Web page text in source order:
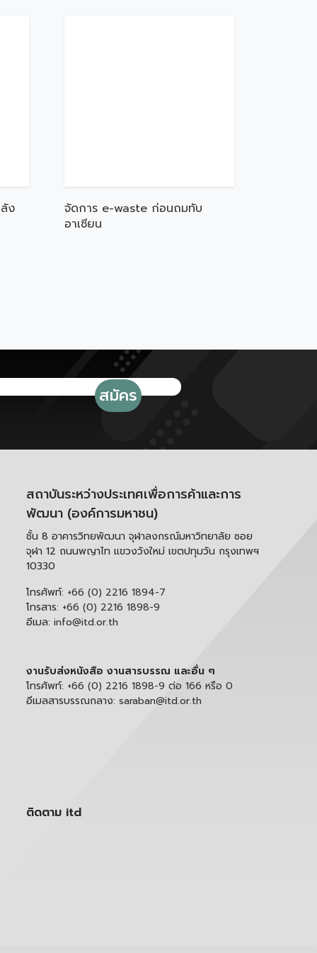
ง
จัดการ e-waste ก่อนถมทับ
อาเซียน
สถาบันระหว่างประเทศเพื่อการค้าและการ
พัฒนา (องค์การมหาชน)
ชั้น 8 อาคารวิทยพัฒนา จุฬาลงกรณ์มหาวิทยาลัย ซอย
จุฬา 12 ถนนพญาไท แขวงวังใหม่ เขตปทุมวัน กรุงเทพฯ
10330
โทรศัพท์: +66 (0) 2216 1894-7
โทรสาร: +66 (0) 2216 1898-9
อีเมล: info@itd.or.th
งานรับส่งหนังสือ งานสารบรรณ และอื่น ๆ
โทรศัพท์: +66 (0) 2216 1898-9 ต่อ 166 หรือ 0
อีเมลสารบรรณกลาง: saraban@itd.or.th
ติดตาม itd